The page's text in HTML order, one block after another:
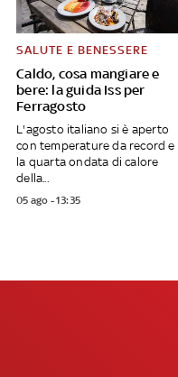
Caldo, cosa mangiare e
bere: la guida Iss per
Ferragosto
SALUTE E BENESSERE
L'agosto italiano si è aperto
con temperature da record e
la quarta ondata di calore
della...
05 ago - 13:35